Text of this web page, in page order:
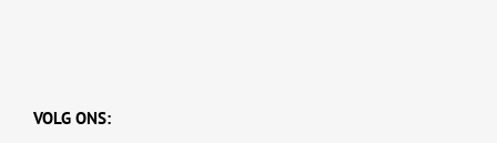
VOLG ONS: